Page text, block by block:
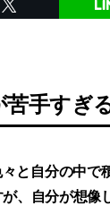
手すぎ
と自分の中で
、自分が想像